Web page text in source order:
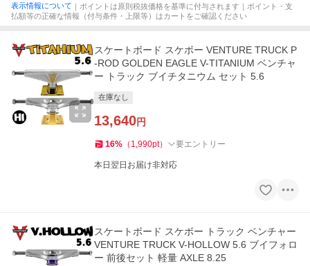
表示情報について ｜ポイントは原則税抜価格を基準に付与されます｜ポイント・支
払額等の正確な情報（付与条件・上限等）はカートをご確認ください
スケートボード スケボー VENTURE TRUCK P
-ROD GOLDEN EAGLE V-TITANIUM ベンチャ
ー トラック ブイチタニウム セット 5.6
在庫なし
13,640円
16% （ 1,990pt） 要エントリー
本日翌日お届け非対応
スケートボード スケボー トラック ベンチャー
VENTURE TRUCK V-HOLLOW 5.6 ブイフォロ
ー 前後セット 軽量 AXLE 8.25